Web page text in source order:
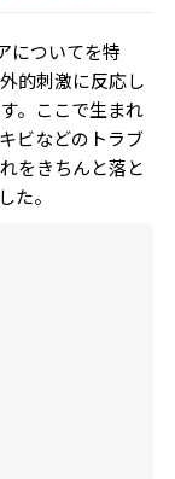
についてを特
的刺激に反応し
。ここで生まれ
ビなどのトラブ
をきちんと落と
た。